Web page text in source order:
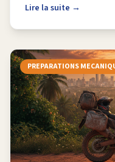
Lire la suite →
PREPARATIONS